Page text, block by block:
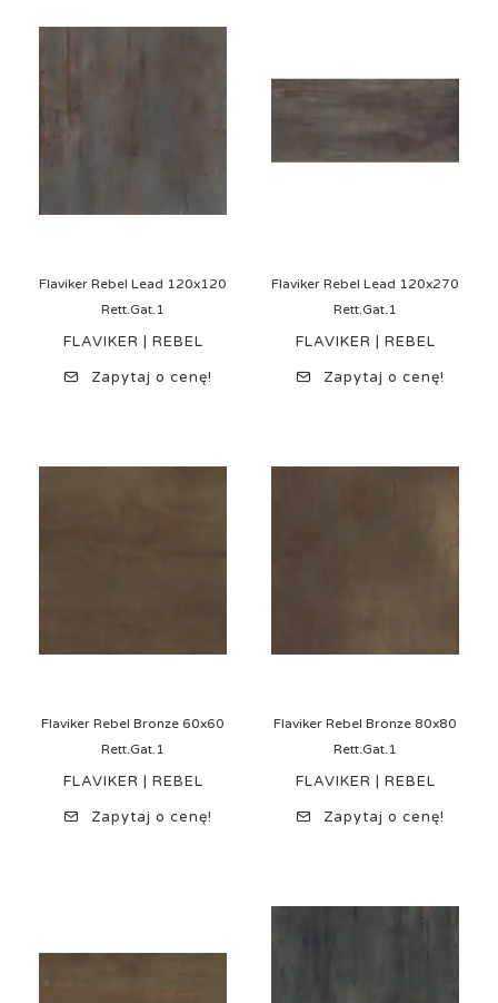
Flaviker Rebel Lead 120x120
Rett.Gat.1
FLAVIKER | REBEL
Zapytaj o cenę!
Flaviker Rebel Lead 120x270
Rett.Gat.1
FLAVIKER | REBEL
Zapytaj o cenę!
Flaviker Rebel Bronze 60x60
Rett.Gat.1
FLAVIKER | REBEL
Zapytaj o cenę!
Flaviker Rebel Bronze 80x80
Rett.Gat.1
FLAVIKER | REBEL
Zapytaj o cenę!